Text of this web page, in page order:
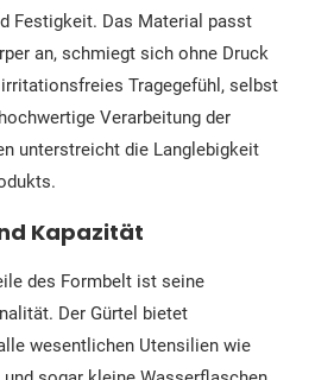
Festigkeit. Das Material passt
an, schmiegt sich ohne Druck
Tragegefühl, selbst
Verarbeitung der
unterstreicht die Langlebigkeit
Kapazität
des Formbelt ist seine
Der Gürtel bietet
wesentlichen Utensilien wie